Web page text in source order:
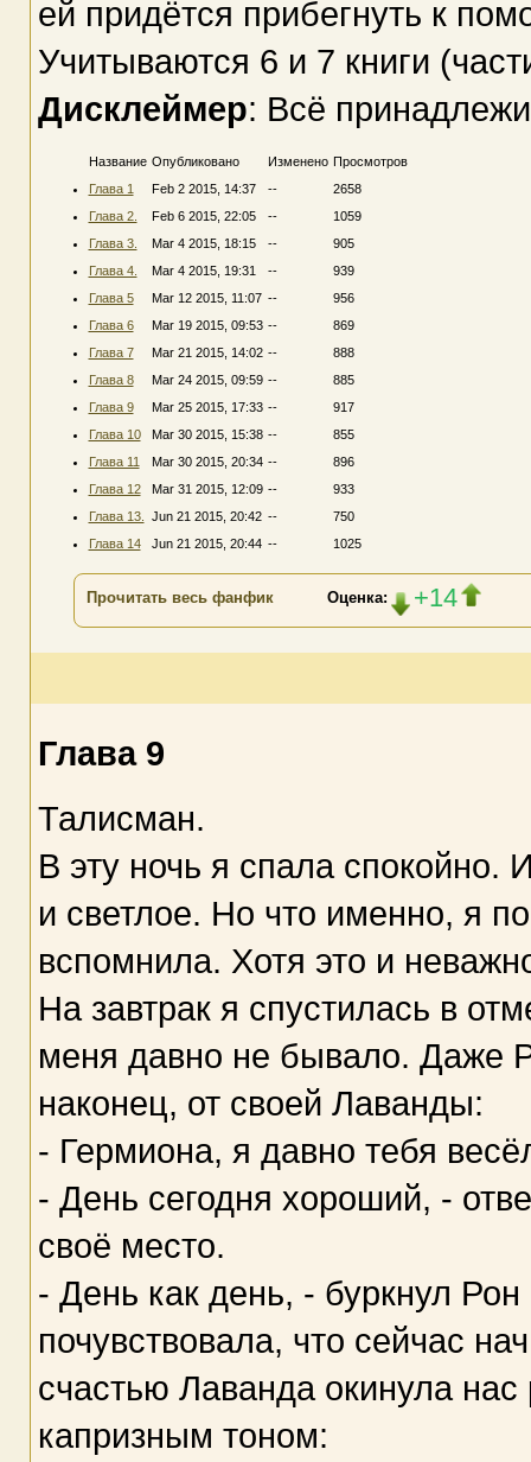
ей придётся прибегнуть к
Учитываются 6 и 7 книги
Дисклеймер: Всё
Название Опубликовано Изменено Просмотров
Глава 1
Feb 2 2015, 14:37 --
2658
Глава 2.
Feb 6 2015, 22:05 --
1059
Глава 3.
Mar 4 2015, 18:15 --
905
Глава 4.
Mar 4 2015, 19:31 --
939
Глава 5
Mar 12 2015, 11:07 --
956
Глава 6
Mar 19 2015, 09:53 --
869
Глава 7
Mar 21 2015, 14:02 --
888
Глава 8
Mar 24 2015, 09:59 --
885
Глава 9
Mar 25 2015, 17:33 --
917
Глава 10
Mar 30 2015, 15:38 --
855
Глава 11
Mar 30 2015, 20:34 --
896
Глава 12
Mar 31 2015, 12:09 --
933
Глава 13.
Jun 21 2015, 20:42 --
750
Глава 14
Jun 21 2015, 20:44 -- 1025
Прочитать весь фанфик Оценка: +14
Глава 9
Талисман.
В эту ночь я спала спокойно.
и светлое. Но что именно, я
вспомнила. Хотя это и
На завтрак я спустилась в
меня давно не бывало. Даже
наконец, от своей Лаванды:
- Гермиона, я давно тебя
- День сегодня хороший, -
своё место.
- День как день, - буркнул
почувствовала, что сейчас
счастью Лаванда окинула
капризным тоном: